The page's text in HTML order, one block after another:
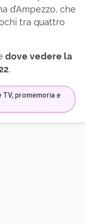
d’Ampezzo, che
tra quattro
dove vedere la
.
TV, promemoria e